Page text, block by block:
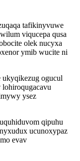
tafikinyvuwe
viqucepa qusa
olek nucyxa
ymib wucite ni
ukyqikezug ogucul
ysez
qipuhu
ucunoxypaz
evav